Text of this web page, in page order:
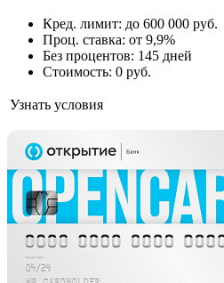
Кред. лимит: до 600 000 руб.
Проц. ставка: от 9,9%
Без процентов: 145 дней
Стоимость: 0 руб.
Узнать условия